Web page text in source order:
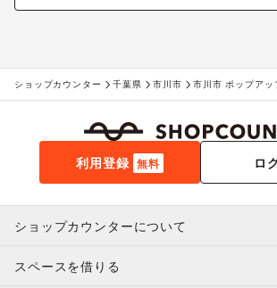
ショップカウンター 千葉県 市川市 市川市 ポップアッ
利用登録 無料 ロ
ショップカウンターについて
利用規約・ガイドライン
スペースを借りる